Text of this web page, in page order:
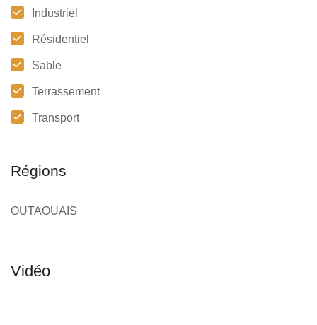
Industriel
Résidentiel
Sable
Terrassement
Transport
Régions
OUTAOUAIS